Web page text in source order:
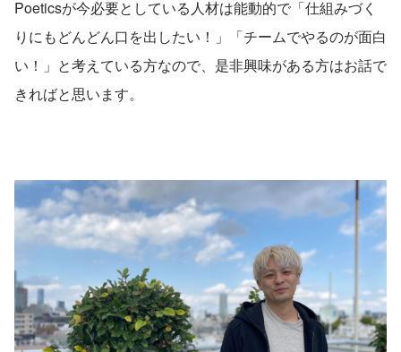
Poeticsが今必要としている人材は能動的で「仕組みづく
りにもどんどん口を出したい！」「チームでやるのが面白
い！」と考えている方なので、是非興味がある方はお話で
きればと思います。